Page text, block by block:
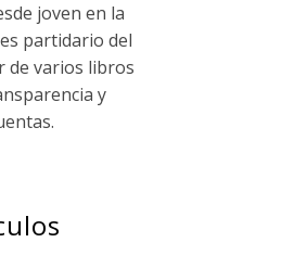
joven en la
partidario del
de varios libros
y